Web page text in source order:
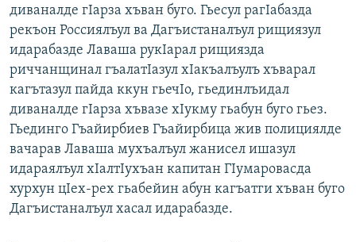
диваналде гIарза хъван буго. Гьесул рагIабазда
рекъон Россиялъул ва Дагъистаналъул рищиязул
идарабазде Лаваша рукIарал рищиязда
риччанщинал гъалатIазул хIакъалъулъ хъварал
кагътазул пайда ккун гьечIо, гьединлъидал
диваналде гIарза хъвазе хIукму гьабун буго гьез.
Гьединго Гъайирбиев Гъайирбица жив полициялде
вачарав Лаваша мухъалъул жанисел ишазул
идараялъул хIалтIухъан капитан ГIумаровасда
хурхун цIех-рех гьабейин абун кагъатги хъван буго
Дагъистаналъул хасал идарабазде.